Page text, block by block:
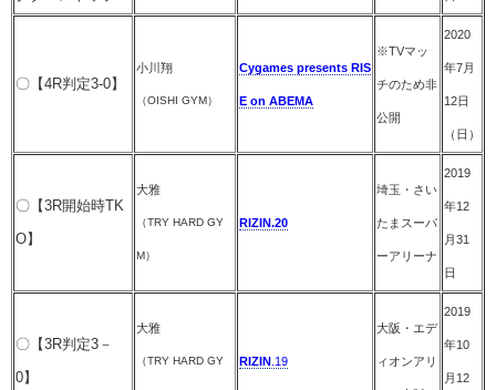
〇【4R判定3-0】
小川翔
（OISHI GYM）
Cygames presents RIS
E on ABEMA
※TVマッ
チのため非
公開
2020
年7月
12日
（日）
〇【3R開始時TK
O】
大雅
（TRY HARD GY
M）
RIZIN.20
埼玉・さい
たまスーパ
ーアリーナ
2019
年12
月31
日
〇【3R判定3－
0】
大雅
（TRY HARD GY RIZIN .19
大阪・エデ
ィオンアリ
2019
年10
月12